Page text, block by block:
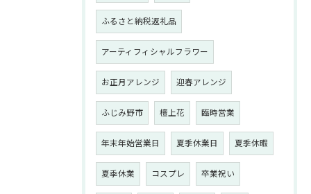
ふるさと納税返礼品
アーティフィシャルフラワー
お正月アレンジ 迎春アレンジ
ふじみ野市 檀上花 臨時営業
年末年始営業日 夏季休業日 夏季休暇
夏季休業 コスプレ 卒業祝い